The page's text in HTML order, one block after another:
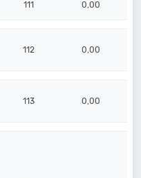
111 0,00
112 0,00
113 0,00